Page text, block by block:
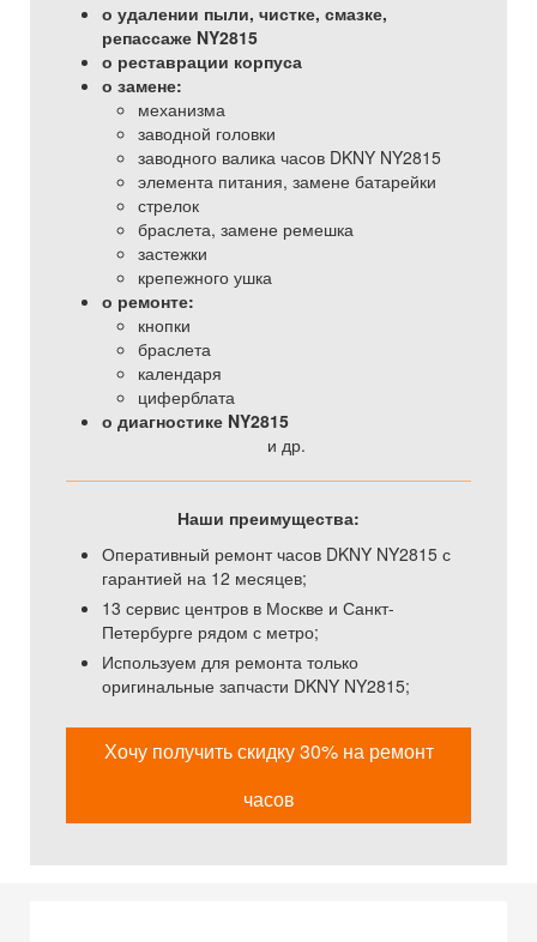
о удалении пыли, чистке, смазке,
репассаже NY2815
о реставрации корпуса
о замене:
механизма
заводной головки
заводного валика часов DKNY NY2815
элемента питания, замене батарейки
стрелок
браслета, замене ремешка
застежки
крепежного ушка
о ремонте:
кнопки
браслета
календаря
циферблата
о диагностике NY2815
и др.
Наши преимущества:
Оперативный ремонт часов DKNY NY2815 с
гарантией на 12 месяцев;
13 сервис центров в Москве и Санкт-
Петербурге рядом с метро;
Используем для ремонта только
оригинальные запчасти DKNY NY2815;
Хочу получить скидку 30% на ремонт
часов